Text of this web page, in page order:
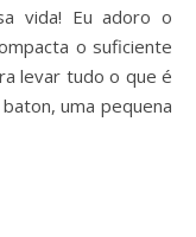
vida! Eu adoro o
o suficiente
levar tudo o que é
uma pequena